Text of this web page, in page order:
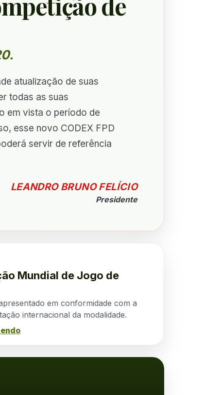
atualização de suas
todas as suas
em vista o período de
esse novo CODEX FPD
servir de referência
LEANDRO BRUNO FELÍCIO
Presidente
Mundial de Jogo de
em conformidade com a
internacional da modalidade.